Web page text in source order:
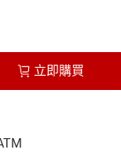
立即購買